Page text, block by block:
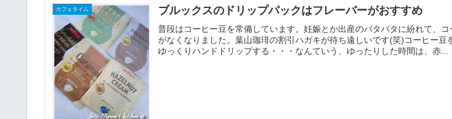
カフェタイム ブルックスのドリップパックはフレーバーがおすすめ
普段はコーヒー豆を常備しています。妊娠とか出産のバタバタに紛れて、コ
がなくなりました。葉山珈琲の割引ハガキが待ち遠しいです(笑)コーヒー豆
ゆっくりハンドドリップする・・・なんていう、ゆったりした時間は、赤...